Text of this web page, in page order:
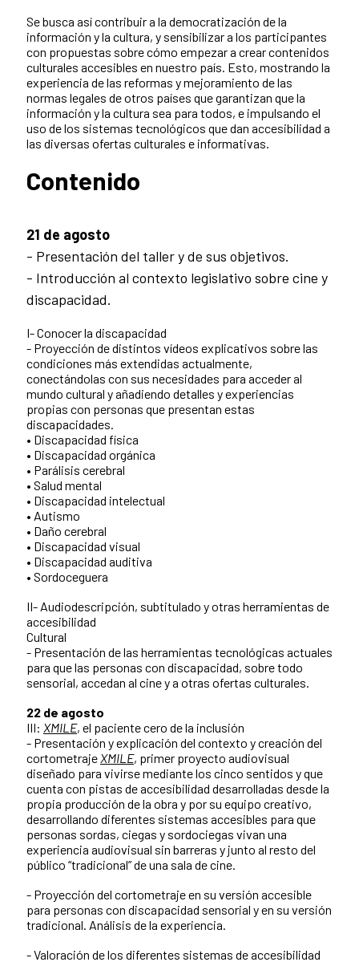
Se busca así contribuir a la democratización de la
información y la cultura, y sensibilizar a los participantes
con propuestas sobre cómo empezar a crear contenidos
culturales accesibles en nuestro país. Esto, mostrando la
experiencia de las reformas y mejoramiento de las
normas legales de otros países que garantizan que la
información y la cultura sea para todos, e impulsando el
uso de los sistemas tecnológicos que dan accesibilidad a
las diversas ofertas culturales e informativas.
Contenido
21 de agosto
- Presentación del taller y de sus objetivos.
- Introducción al contexto legislativo sobre cine y
discapacidad.
I- Conocer la discapacidad
- Proyección de distintos vídeos explicativos sobre las
condiciones más extendidas actualmente,
conectándolas con sus necesidades para acceder al
mundo cultural y añadiendo detalles y experiencias
propias con personas que presentan estas
discapacidades.
• Discapacidad física
• Discapacidad orgánica
• Parálisis cerebral
• Salud mental
• Discapacidad intelectual
• Autismo
• Daño cerebral
• Discapacidad visual
• Discapacidad auditiva
• Sordoceguera
II- Audiodescripción, subtitulado y otras herramientas de
accesibilidad
Cultural
- Presentación de las herramientas tecnológicas actuales
para que las personas con discapacidad, sobre todo
sensorial, accedan al cine y a otras ofertas culturales.
22 de agosto
III: XMILE, el paciente cero de la inclusión
- Presentación y explicación del contexto y creación del
cortometraje XMILE, primer proyecto audiovisual
diseñado para vivirse mediante los cinco sentidos y que
cuenta con pistas de accesibilidad desarrolladas desde la
propia producción de la obra y por su equipo creativo,
desarrollando diferentes sistemas accesibles para que
personas sordas, ciegas y sordociegas vivan una
experiencia audiovisual sin barreras y junto al resto del
público “tradicional” de una sala de cine.
- Proyección del cortometraje en su versión accesible
para personas con discapacidad sensorial y en su versión
tradicional. Análisis de la experiencia.
- Valoración de los diferentes sistemas de accesibilidad